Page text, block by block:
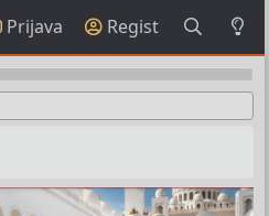
Prijava Regist